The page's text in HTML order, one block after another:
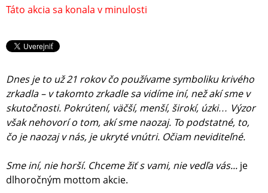
Táto akcia sa konala v minulosti
Dnes je to už 21 rokov čo používame symboliku krivého
zrkadla – v takomto zrkadle sa vidíme iní, než akí sme v
skutočnosti. Pokrútení, väčší, menší, širokí, úzki… Výzor
však nehovorí o tom, akí sme naozaj. To podstatné, to,
čo je naozaj v nás, je ukryté vnútri. Očiam neviditeľné.
Sme iní, nie horší. Chceme žiť s vami, nie vedľa vás... je
dlhoročným mottom akcie.